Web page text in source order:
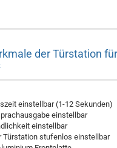
der Türstation
einstellbar (1-12 Sekunden)
einstellbar
einstellbar
Türstation stufenlos einstellbar